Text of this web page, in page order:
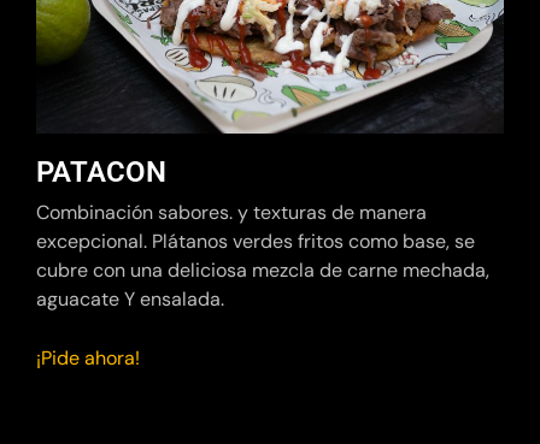
PATACON
Combinación sabores. y texturas de manera
excepcional. Plátanos verdes fritos como base, se
cubre con una deliciosa mezcla de carne mechada,
aguacate Y ensalada.
¡Pide ahora!